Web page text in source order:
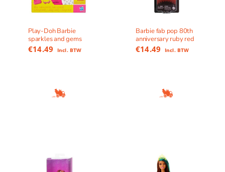
Play-Doh Barbie
sparkles and gems
€14.49 Incl. BTW
Barbie fab pop 80th
anniversary ruby red
€14.49 Incl. BTW